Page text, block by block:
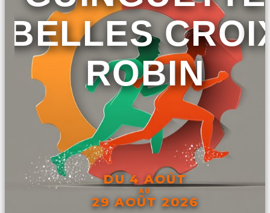
BELLES
ROBIN
DU 4 AOÛT
AU
29 AOÛT 2026